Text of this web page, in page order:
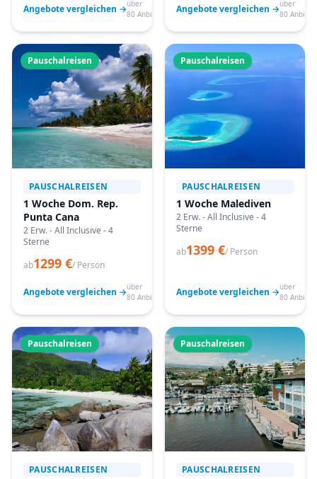
Angebote vergleichen →über
80 Anbieter
Angebote vergleichen →über
80
Pauschalreisen
PAUSCHALREISEN
1 Woche Dom. Rep.
Punta Cana
2 Erw. - All Inclusive - 4
Sterne
ab1299 €/ Person
Angebote vergleichen →über
80 Anbieter
Pauschalreisen
PAUSCHALREISEN
1 Woche Malediven
2 Erw. - All Inclusive - 4
Sterne
ab1399 €/ Person
Angebote vergleichen →über
80
Pauschalreisen
PAUSCHALREISEN
Pauschalreisen
PAUSCHALREISEN